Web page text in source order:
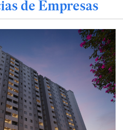
de Empresas